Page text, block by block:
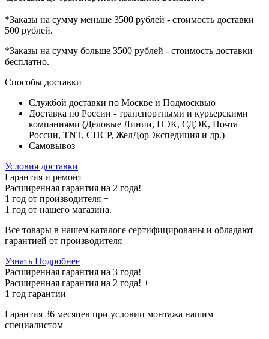
*Заказы на сумму меньше 3500 рублей - стоимость доставки
500 рублей.
*Заказы на сумму больше 3500 рублей - стоимость доставки
бесплатно.
Способы доставки
Службой доставки по Москве и Подмосквью
Доставка по России - транспортными и курьерскими
компаниями (Деловые Линии, ПЭК, СДЭК, Почта
России, TNT, СПСР, ЖелДорЭкспедиция и др.)
Самовывоз
Условия доставки
Гарантия и ремонт
Расширенная гарантия на 2 года!
1 год от производителя +
1 год от нашего магазина.
Все товары в нашем каталоге сертифицированы и обладают
гарантией от производителя
Узнать Подробнее
Расширенная гарантия на 3 года!
Расширенная гарантия на 2 года! +
1 год гарантии
Гарантия 36 месяцев при условии монтажа нашим
специалистом